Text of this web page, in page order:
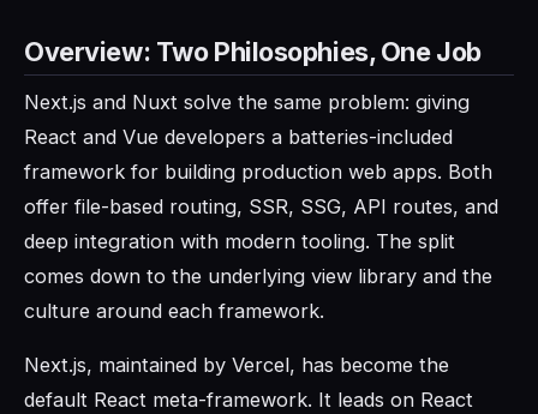
Overview: Two Philosophies, One Job
Next.js and Nuxt solve the same problem: giving
React and Vue developers a batteries-included
framework for building production web apps. Both
offer file-based routing, SSR, SSG, API routes, and
deep integration with modern tooling. The split
comes down to the underlying view library and the
culture around each framework.
Next.js, maintained by Vercel, has become the
default React meta-framework. It leads on React